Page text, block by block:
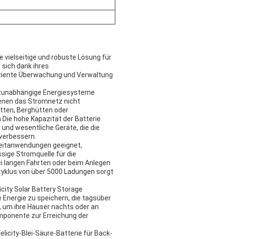
vielseitige und robuste Lösung für
dank ihres
Überwachung und Verwaltung
Energiesysteme
das Stromnetz nicht
Berghütten oder
hohe Kapazität der Batterie
wesentliche Geräte, die die
geeignet,
Stromquelle für die
Fahrten oder beim Anlegen
von über 5000 Ladungen sorgt
Solar Battery Storage
zu speichern, die tagsüber
ihre Häuser nachts oder an
zur Erreichung der
Blei-Säure-Batterie für Back-